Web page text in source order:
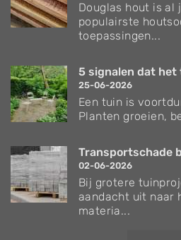
Douglas hout is al
populairste
toepassingen...
5 signalen dat het
25-06-2026
Een tuin is
Planten groeien,
Transportschade
02-06-2026
Bij grotere
aandacht uit naar
materia...